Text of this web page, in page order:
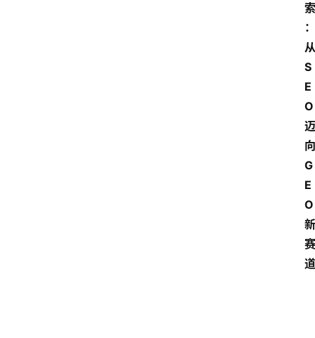
索
：
从
S
E
O
迈
向
G
E
O
新
赛
道